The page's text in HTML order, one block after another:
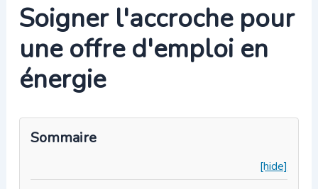
Soigner l'accroche pour
une offre d'emploi en
énergie
Sommaire
[hide]